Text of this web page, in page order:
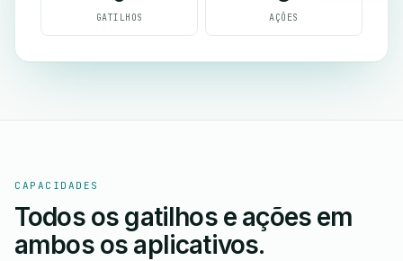
GATILHOS AÇÕES
CAPACIDADES
Todos os gatilhos e ações em
ambos os aplicativos.